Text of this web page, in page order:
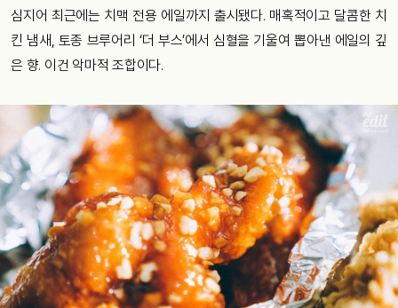
심지어 최근에는 치맥 전용 에일까지 출시됐다. 매혹적이고 달콤한 치
킨 냄새, 토종 브루어리 ‘더 부스’에서 심혈을 기울여 뽑아낸 에일의 깊
은 향. 이건 악마적 조합이다.